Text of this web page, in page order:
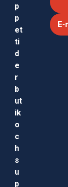
p
p
et
ti
d
e
r
b
ut
ik
o
c
h
s
u
p